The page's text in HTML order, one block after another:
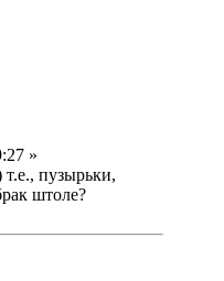
»
пузырьки,
штоле?